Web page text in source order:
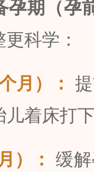
孕期（孕
更科学：
月）：
着床打
）：
缓